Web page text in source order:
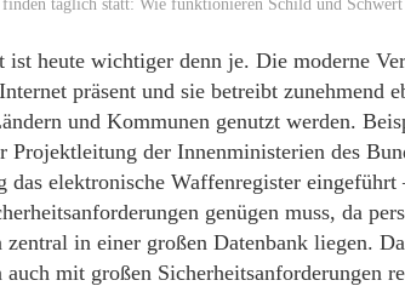
ist heute wichtiger denn je. Die moderne
präsent und sie betreibt zunehmend
und Kommunen genutzt werden.
Projektleitung der Innenministerien des
das elektronische Waffenregister eingeführt
genügen muss, da
zentral in einer großen Datenbank liegen.
auch mit großen Sicherheitsanforderungen